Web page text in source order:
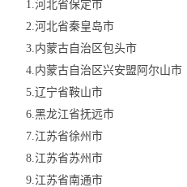
1.河北省保定市
2.河北省秦皇岛市
3.内蒙古自治区包头市
4.内蒙古自治区兴安盟阿尔山市
5.辽宁省鞍山市
6.黑龙江省抚远市
7.江苏省徐州市
8.江苏省苏州市
9.江苏省南通市